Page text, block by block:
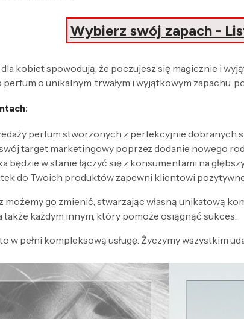
Wybierz swój zapach -
kobiet spowodują, że poczujesz się magicznie i
o unikalnym, trwałym i wyjątkowym zapachu,
perfum stworzonych z perfekcyjnie dobranych
target marketingowy poprzez dodanie nowego
będzie w stanie łączyć się z konsumentami na
do Twoich produktów zapewni klientowi
możemy go zmienić, stwarzając własną unikatową
każdym innym, który pomoże osiągnąć sukces.
w pełni kompleksową usługę. Życzymy wszystkim